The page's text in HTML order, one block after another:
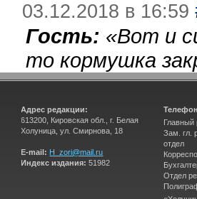
03.12.2018 в 16:59
Гость: «Вот и
то кормушка
Адрес редакции:
613200, Кировская обл., г. Белая
Холуница, ул. Смирнова, 18
E-mail: H_zori@mail.ru
Индекс издания: 51982
Главный
Зам. гл.
отдел
Отдел